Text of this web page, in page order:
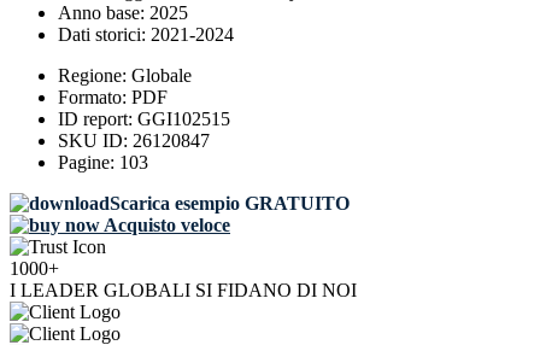
Anno base: 2025
Dati storici: 2021-2024
Regione: Globale
Formato: PDF
ID report: GGI102515
SKU ID: 26120847
Pagine: 103
Scarica esempio GRATUITO
Acquisto veloce
1000+
I LEADER GLOBALI SI FIDANO DI NOI